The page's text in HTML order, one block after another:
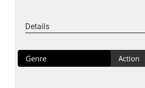
Details
Genre Action